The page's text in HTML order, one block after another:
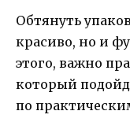
Обтянуть
красиво, но и
этого, важно
который
по